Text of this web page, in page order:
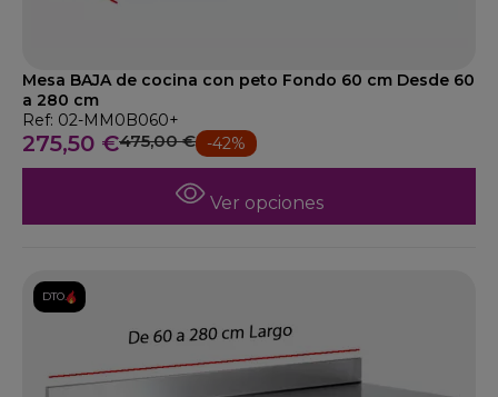
Mesa BAJA de cocina con peto Fondo 60 cm Desde 60
a 280 cm
Ref: 02-MM0B060+
275,50 €475,00 € -42%
Ver opciones
DTO.